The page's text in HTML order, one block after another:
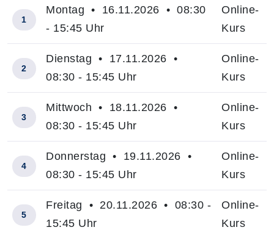
1
Montag • 16.11.2026 • 08:30
- 15:45 Uhr
Online-
Kurs
2
Dienstag • 17.11.2026 •
08:30 - 15:45 Uhr
Online-
Kurs
3
Mittwoch • 18.11.2026 •
08:30 - 15:45 Uhr
Online-
Kurs
4
Donnerstag • 19.11.2026 •
08:30 - 15:45 Uhr
Online-
Kurs
5
Freitag • 20.11.2026 • 08:30 -
15:45 Uhr
Online-
Kurs